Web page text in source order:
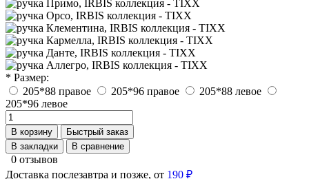
* Размер:
205*88 правое
205*96 правое
205*88 левое
205*96 левое
В корзину
Быстрый заказ
В закладки
В сравнение
0 отзывов
Доставка послезавтра и позже, от 190 ₽